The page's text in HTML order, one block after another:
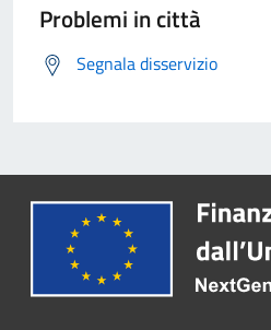
Problemi in città
Segnala disservizio